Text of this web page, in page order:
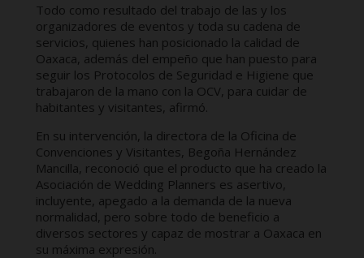
Todo como resultado del trabajo de las y los
organizadores de eventos y toda su cadena de
servicios, quienes han posicionado la calidad de
Oaxaca, además del empeño que han puesto para
seguir los Protocolos de Seguridad e Higiene que
trabajaron de la mano con la OCV, para cuidar de
habitantes y visitantes, afirmó.
En su intervención, la directora de la Oficina de
Convenciones y Visitantes, Begoña Hernández
Mancilla, reconoció que el producto que ha creado la
Asociación de Wedding Planners es asertivo,
incluyente, apegado a la demanda de la nueva
normalidad, pero sobre todo de beneficio a
diversos sectores y capaz de mostrar a Oaxaca en
su máxima expresión.